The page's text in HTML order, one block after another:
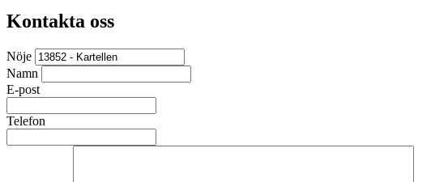
Kontakta oss
Nöje
Namn
E-post
Telefon